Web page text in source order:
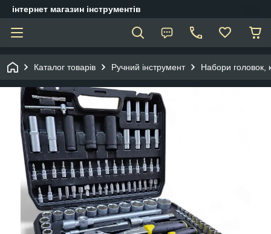
інтернет магазин інструментів
Каталог товарів Ручний інструмент Набори головок,